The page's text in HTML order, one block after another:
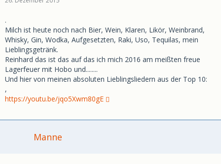
.
Milch ist heute noch nach Bier, Wein, Klaren, Likör, Weinbrand,
Whisky, Gin, Wodka, Aufgesetzten, Raki, Uso, Tequilas, mein
Lieblingsgetränk.
Reinhard das ist das auf das ich mich 2016 am meißten freue
Lagerfeuer mit Hobo und........
Und hier von meinen absoluten Lieblingsliedern aus der Top 10:
,
https://youtu.be/jqo5Xwm80gE
Manne